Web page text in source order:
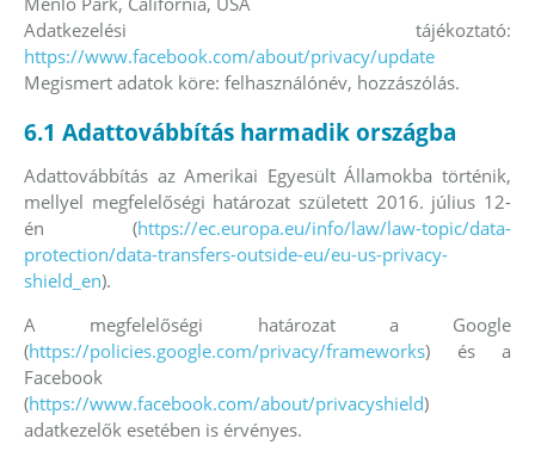
Adatkezelési tájékoztató:
https://www.facebook.com/about/privacy/update
Megismert adatok köre: felhasználónév, hozzászólás.
6.1 Adattovábbítás harmadik országba
Adattovábbítás az Amerikai Egyesült Államokba történik,
mellyel megfelelőségi határozat született 2016. július 12-
én (https://ec.europa.eu/info/law/law-topic/data-
protection/data-transfers-outside-eu/eu-us-privacy-
shield_en).
A megfelelőségi határozat a Google
(https://policies.google.com/privacy/frameworks) és a
Facebook
(https://www.facebook.com/about/privacyshield)
adatkezelők esetében is érvényes.